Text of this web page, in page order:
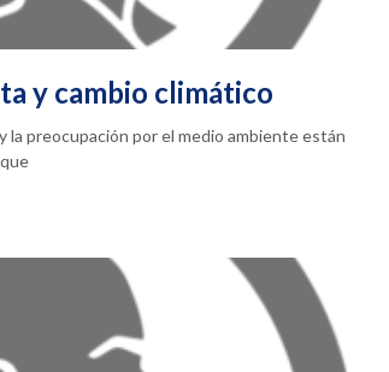
y cambio climático
la preocupación por el medio ambiente están